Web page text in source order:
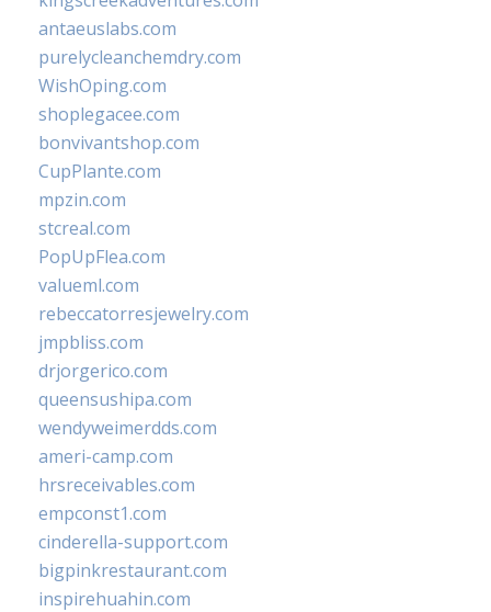
antaeuslabs.com
purelycleanchemdry.com
WishOping.com
shoplegacee.com
bonvivantshop.com
CupPlante.com
mpzin.com
stcreal.com
PopUpFlea.com
valueml.com
rebeccatorresjewelry.com
jmpbliss.com
drjorgerico.com
queensushipa.com
wendyweimerdds.com
ameri-camp.com
hrsreceivables.com
empconst1.com
cinderella-support.com
bigpinkrestaurant.com
inspirehuahin.com